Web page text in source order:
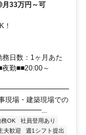
33万円～可
！
日数：1ヶ月あた
勤■■20:00～
現場・建築現場での
OK
社員登用あり
夫歓迎
週1シフト提出